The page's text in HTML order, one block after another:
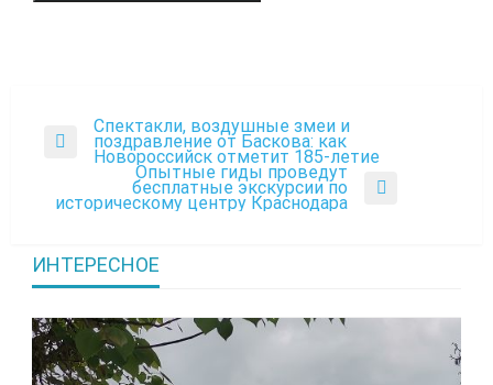
Навигация
записям
Previous
Спектакли, воздушные змеи и
поздравление от Баскова: как
Новороссийск отметит 185-летие
Post
Опытные гиды проведут
бесплатные экскурсии по
историческому центру Краснодара
ИНТЕРЕСНОЕ